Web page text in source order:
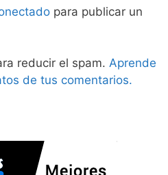
para publicar un
reducir el spam. Aprende
de tus comentarios.